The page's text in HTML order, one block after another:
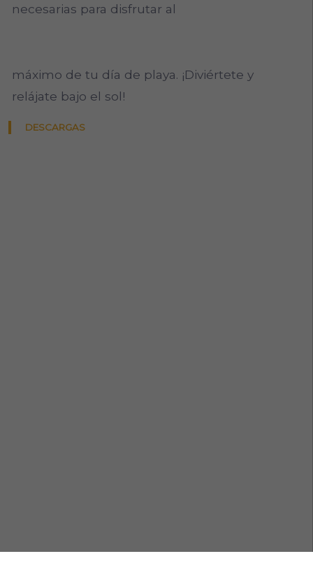
necesarias para disfrutar al
máximo de tu día de playa. ¡Diviértete y
relájate bajo el sol!
DESCARGAS